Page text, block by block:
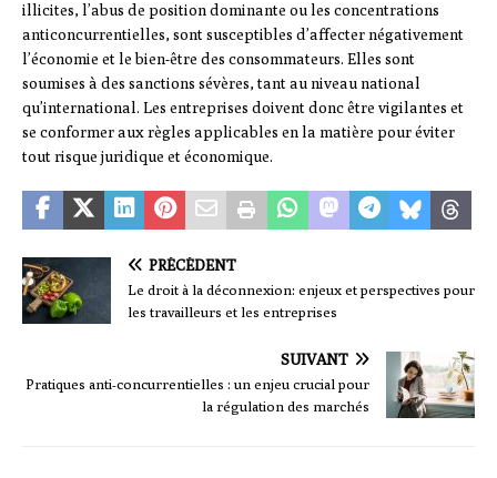
illicites, l’abus de position dominante ou les concentrations
anticoncurrentielles, sont susceptibles d’affecter négativement
l’économie et le bien-être des consommateurs. Elles sont
soumises à des sanctions sévères, tant au niveau national
qu’international. Les entreprises doivent donc être vigilantes et
se conformer aux règles applicables en la matière pour éviter
tout risque juridique et économique.
PRÉCÉDENT
Le droit à la déconnexion: enjeux et perspectives pour
les travailleurs et les entreprises
SUIVANT
Pratiques anti-concurrentielles : un enjeu crucial pour
la régulation des marchés